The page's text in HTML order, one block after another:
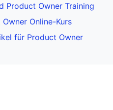
Product Owner Training
Online-Kurs
für Product Owner